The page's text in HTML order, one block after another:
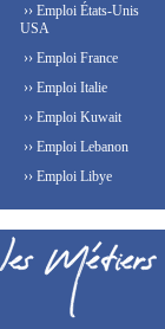
›› Emploi États-Unis
USA
›› Emploi France
›› Emploi Italie
›› Emploi Kuwait
›› Emploi Lebanon
›› Emploi Libye